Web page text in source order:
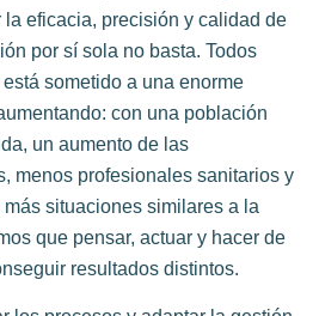
eficacia, precisión y calidad de
por sí sola no basta. Todos
sometido a una enorme
con una población
un aumento de las
menos profesionales sanitarios y
situaciones similares a la
que pensar, actuar y hacer de
resultados distintos.